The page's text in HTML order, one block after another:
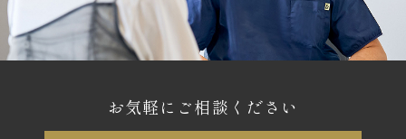
お気軽にご相談ください